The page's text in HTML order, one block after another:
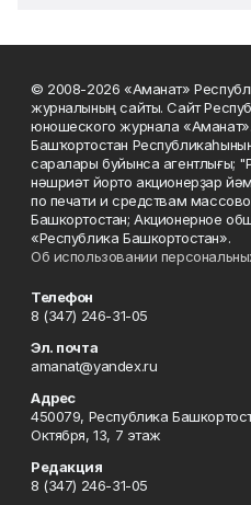
© 2008-2026 «Аманат»
журналының сайты. Сайт
юношеского журнала
Башҡортостан
саралары буйынса агентлығы;
нәшриәт йорто акционерҙар
по печати и средствам
Башкортостан; Акционерное
«Республика Башкортостан».
Об использовании
Телефон
8 (347) 246-31-05
Эл. почта
amanat@yandex.ru
Адрес
450079, Республика
Октября, 13, 7 этаж
Редакция
8 (347) 246-31-05